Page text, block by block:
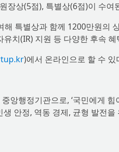
장상(5점), 특별상(6점)이 수여
특별상과 함께 1200만원의
치(IR) 지원 등 다양한 후속
)에서 온라인으로 할 수 있
앙행정기관으로, ‘국민에게 힘
안정, 역동 경제, 균형 발전을